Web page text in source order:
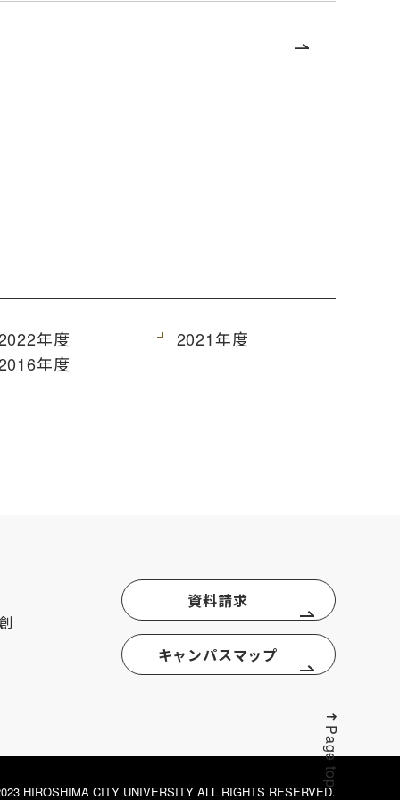
年度
2021年度
年度
資料請求
キャンパスマップ
Page top
HIROSHIMA CITY UNIVERSITY ALL RIGHTS RESERVED.